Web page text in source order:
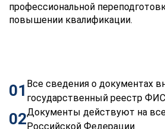
профессиональной
повышении квалификации.
01 Все сведения о документах
государственный реестр
02Документы действуют на
Российской Федерации